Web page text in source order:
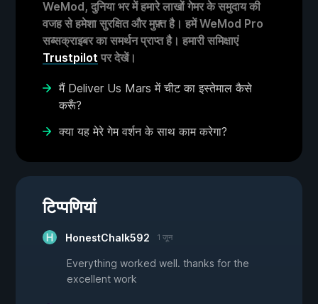
WeMod, दुनिया भर में हमारे लाखों गेमर के समुदाय की
वजह से हमेशा सुरक्षित और मुफ़्त है। हमें WeMod Pro
सब्सक्राइबर का समर्थन प्राप्त है। हमारी समिक्षाएं
Trustpilot पर देखें।
मैं Deliver Us Mars में चीट का इस्तेमाल कैसे
करूँ?
क्या यह मेरे गेम वर्शन के साथ काम करेगा?
टिप्पणियां
HonestChalk592 1 जून
Everything worked well. thanks for the
excellent work